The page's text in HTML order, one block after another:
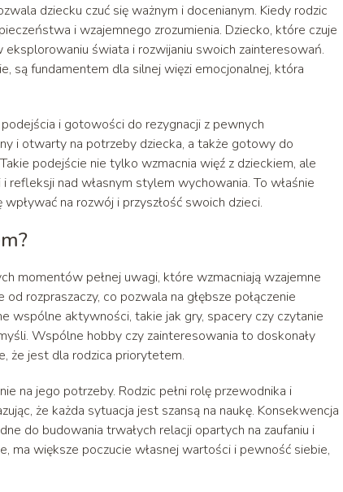
dziecku czuć się ważnym i docenianym. Kiedy rodzic
i wzajemnego zrozumienia. Dziecko, które czuje
świata i rozwijaniu swoich zainteresowań.
są fundamentem dla silnej więzi emocjonalnej, która
i gotowości do rezygnacji z pewnych
i otwarty na potrzeby dziecka, a także gotowy do
podejście nie tylko wzmacnia więź z dzieckiem, ale
nad własnym stylem wychowania. To właśnie
na rozwój i przyszłość swoich dzieci.
momentów pełnej uwagi, które wzmacniają wzajemne
rozpraszaczy, co pozwala na głębsze połączenie
wspólne aktywności, takie jak gry, spacery czy czytanie
Wspólne hobby czy zainteresowania to doskonały
że jest dla rodzica priorytetem.
na jego potrzeby. Rodzic pełni rolę przewodnika i
że każda sytuacja jest szansą na naukę. Konsekwencja
do budowania trwałych relacji opartych na zaufaniu i
ma większe poczucie własnej wartości i pewność siebie,